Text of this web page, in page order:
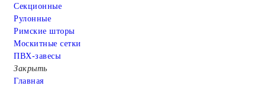
Cекционные
Рулонные
Римские шторы
Москитные сетки
ПВХ-завесы
Закрыть
Главная